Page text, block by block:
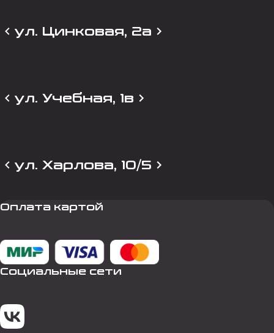
ул. Цинковая, 2а
ул. Учебная, 1в
ул. Харлова, 10/5
Оплата картой
Социальные сети